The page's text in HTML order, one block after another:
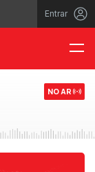
Entrar
NO AR